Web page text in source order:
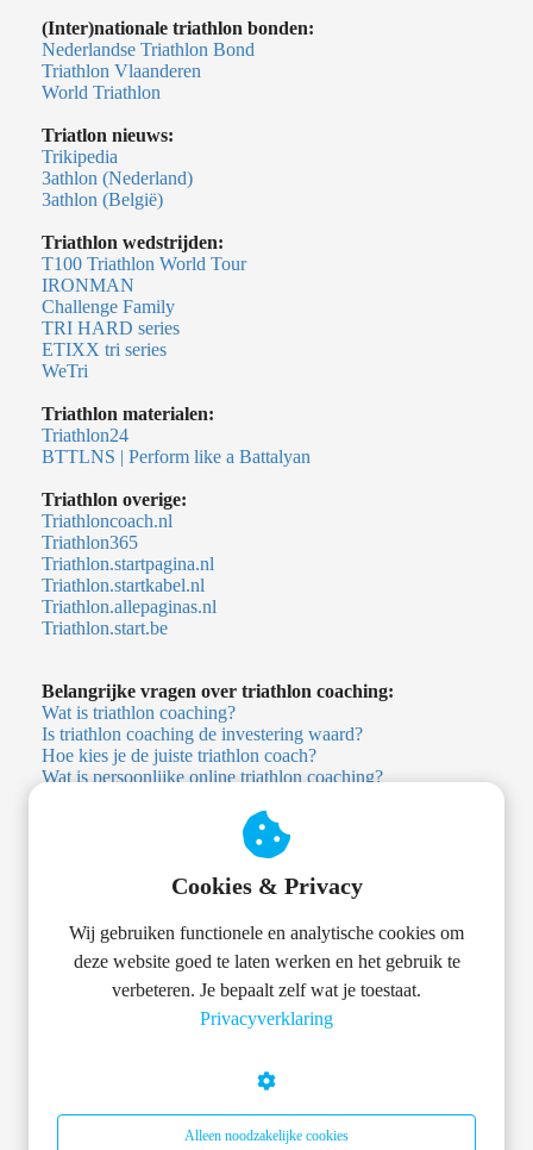
(Inter)nationale triathlon bonden:
Nederlandse Triathlon Bond
Triathlon Vlaanderen
World Triathlon
Triatlon nieuws:
Trikipedia
3athlon (Nederland)
3athlon (België)
Triathlon wedstrijden:
T100 Triathlon World Tour
IRONMAN
Challenge Family
TRI HARD series
ETIXX tri series
WeTri
Triathlon materialen:
Triathlon24
BTTLNS | Perform like a Battalyan
Triathlon overige:
Triathloncoach.nl
Triathlon365
Triathlon.startpagina.nl
Triathlon.startkabel.nl
Triathlon.allepaginas.nl
Triathlon.start.be
Belangrijke vragen over triathlon coaching:
Wat is triathlon coaching?
Is triathlon coaching de investering waard?
Hoe kies je de juiste triathlon coach?
Wat is persoonlijke online triathlon coaching?
Heb ik een triathlon coach nodig?
Heb ik als beginner een triathlon coach nodig?
Wat kost een triathlon coach?
Is er een alternatief voor persoonlijke triathlon coaching?
Triathlon app versus menselijke coach: wat is het verschil?
Welke trainingsapp voor triathlon?
TRTHLN Academy
Training & Opbouw
Cookies & Privacy
Wij gebruiken functionele en analytische cookies om
deze website goed te laten werken en het gebruik te
verbeteren. Je bepaalt zelf wat je toestaat.
Privacyverklaring
Alleen noodzakelijke cookies